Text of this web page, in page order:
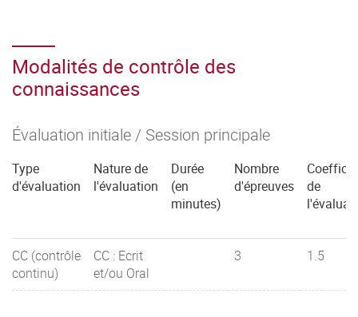
Modalités de contrôle des
connaissances
Évaluation initiale / Session principale
Type
d'évaluation
Nature de
l'évaluation
Durée
(en
minutes)
Nombre
d'épreuves
de
CC (contrôle
continu)
CC : Ecrit
et/ou Oral
3 1.5